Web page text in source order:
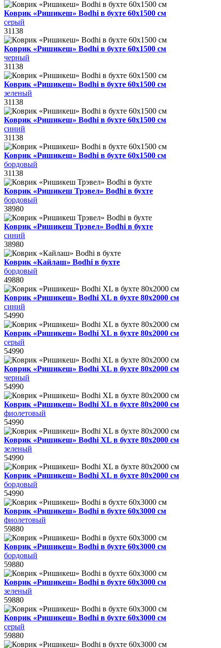
Коврик «Ришикеш» Bodhi в бухте 60х1500 см
серый
31138
Коврик «Ришикеш» Bodhi в бухте 60х1500 см
черный
31138
Коврик «Ришикеш» Bodhi в бухте 60х1500 см
зеленый
31138
Коврик «Ришикеш» Bodhi в бухте 60х1500 см
синий
31138
Коврик «Ришикеш» Bodhi в бухте 60х1500 см
бордовый
31138
Коврик «Ришикеш Трэвел» Bodhi в бухте
бордовый
38980
Коврик «Ришикеш Трэвел» Bodhi в бухте
синий
38980
Коврик «Кайлаш» Bodhi в бухте
бордовый
49880
Коврик «Ришикеш» Bodhi XL в бухте 80х2000 см
синий
54990
Коврик «Ришикеш» Bodhi XL в бухте 80х2000 см
серый
54990
Коврик «Ришикеш» Bodhi XL в бухте 80х2000 см
черный
54990
Коврик «Ришикеш» Bodhi XL в бухте 80х2000 см
фиолетовый
54990
Коврик «Ришикеш» Bodhi XL в бухте 80х2000 см
зеленый
54990
Коврик «Ришикеш» Bodhi XL в бухте 80х2000 см
бордовый
54990
Коврик «Ришикеш» Bodhi в бухте 60х3000 см
фиолетовый
59880
Коврик «Ришикеш» Bodhi в бухте 60х3000 см
бордовый
59880
Коврик «Ришикеш» Bodhi в бухте 60х3000 см
зеленый
59880
Коврик «Ришикеш» Bodhi в бухте 60х3000 см
серый
59880